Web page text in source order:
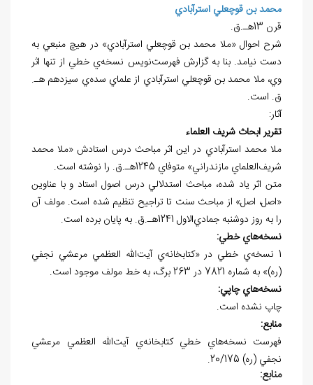
محمد بن قوچعلي استرآبادي
قرن 13هـ.ق.
شرح احوال «ملا محمد بن قوچعلي استرآبادي» در هيچ منبعي به
دست نيامد. بنا به گزارش فهرست‌نويس نسخه‌ي خطي از تنها اثر
وي، ملا محمد بن قوچعلي استرآبادي از علماي سده‌ي سيزدهم هـ.
ق. است.
آثار:
تقرير ابحاث شريف العلماء
ملا محمد استرآبادي در اين اثر مباحث درس استادش «ملا محمد
شريف‌العلماي مازندراني» متوفاي 1245هـ.ق. را نوشته است.
متن اثر ياد شده، مباحث استدلالي درس اصول استاد و با عناوين
«اصل، اصل» از مباحث سنت تا تراجيح تنظيم شده است. مولف آن
را به روز دوشنبه جمادي‌الاول 1241هـ.ق. به پايان برده است.
نسخههاي خطي:
1 نسخه‌ي خطي در «کتابخانه‌ي آيت‌الله العظمي مرعشي نجفي
(ره)» به شماره 7821 در 263 برگ، به خط مولف موجود است.
نسخههاي چاپي:
چاپ نشده است.
منابع:
فهرست نسخه‌هاي خطي کتابخانه‌ي آيت‌الله العظمي مرعشي
نجفي (ره) 20/175.
منابع: